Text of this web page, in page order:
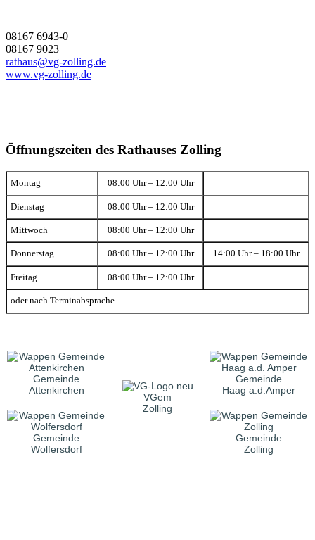
08167 6943-0
08167 9023
rathaus@vg-zolling.de
www.vg-zolling.de
Öffnungszeiten des Rathauses Zolling
Montag 08:00 Uhr – 12:00 Uhr
Dienstag 08:00 Uhr – 12:00 Uhr
Mittwoch 08:00 Uhr – 12:00 Uhr
Donnerstag 08:00 Uhr – 12:00 Uhr 14:00 Uhr – 18:00 Uhr
Freitag 08:00 Uhr – 12:00 Uhr
oder nach Terminabsprache
Gemeinde
Attenkirchen
VGem
Zolling
Gemeinde
Haag a.d.Amper
Gemeinde
Wolfersdorf
Gemeinde
Zolling